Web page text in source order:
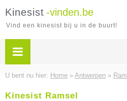
Kinesist -vinden.be
Vind een kinesist bij u in de buurt!
U bent nu hier: Home » Antwerpen »
Kinesist Ramsel